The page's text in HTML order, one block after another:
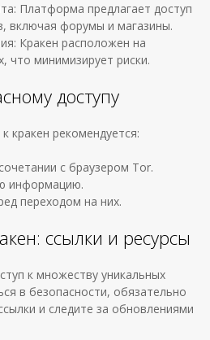
Платформа предлагает доступ
включая форумы и магазины.
Кракен расположен на
что минимизирует риски.
доступу
кракен рекомендуется:
с браузером Tor.
информацию.
переходом на них.
ссылки и ресурсы
к множеству уникальных
в безопасности, обязательно
и следите за обновлениями